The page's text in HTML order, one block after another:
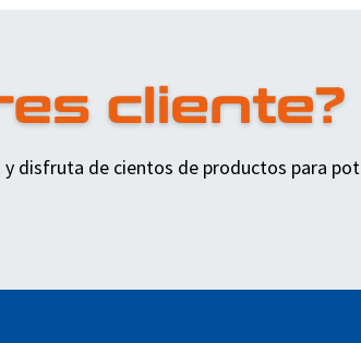
y disfruta de cientos de productos para